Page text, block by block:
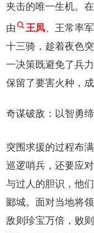
夹击的唯一生机。
由 王凤 、王常率
十三骑，趁着夜色
一决策既避免了兵
保留了要害火种，
奇谋破敌：以智勇
突围求援的过程布
巡逻哨兵，还要应
与过人的胆识，他
郾城。面对当地将
敌则珍宝万倍，败